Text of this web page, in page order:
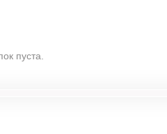
пуста.